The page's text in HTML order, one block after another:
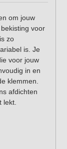
om jouw
voor
zo
is. Je
voor jouw
in en
klemmen.
afdichten